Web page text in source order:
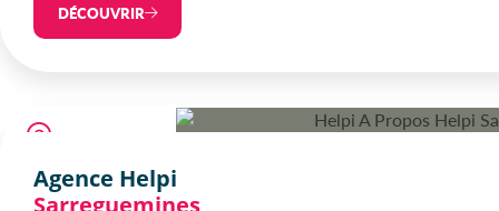
DÉCOUVRIR
Agence Helpi
Sarreguemines